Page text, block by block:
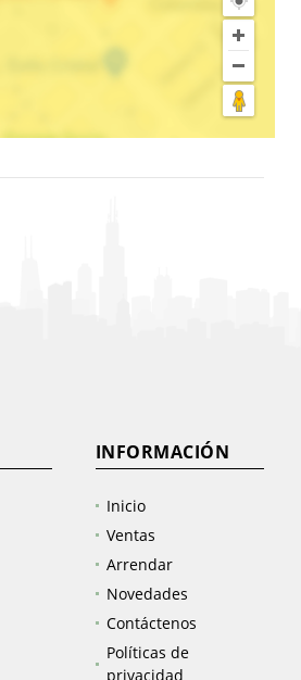
INFORMACIÓN
Inicio
Ventas
Arrendar
Novedades
Contáctenos
Políticas de
privacidad